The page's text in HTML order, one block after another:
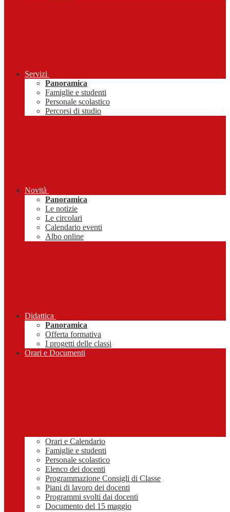
Servizi
Panoramica
Famiglie e studenti
Personale scolastico
Percorsi di studio
Novità
Panoramica
Le notizie
Le circolari
Calendario eventi
Albo online
Didattica
Panoramica
Offerta formativa
I progetti delle classi
Orari e Documenti
Orari e Calendario
Famiglie e studenti
Personale scolastico
Elenco dei docenti
Programmazione Consigli di Classe
Piani di lavoro dei docenti
Programmi svolti dai docenti
Documento del 15 maggio